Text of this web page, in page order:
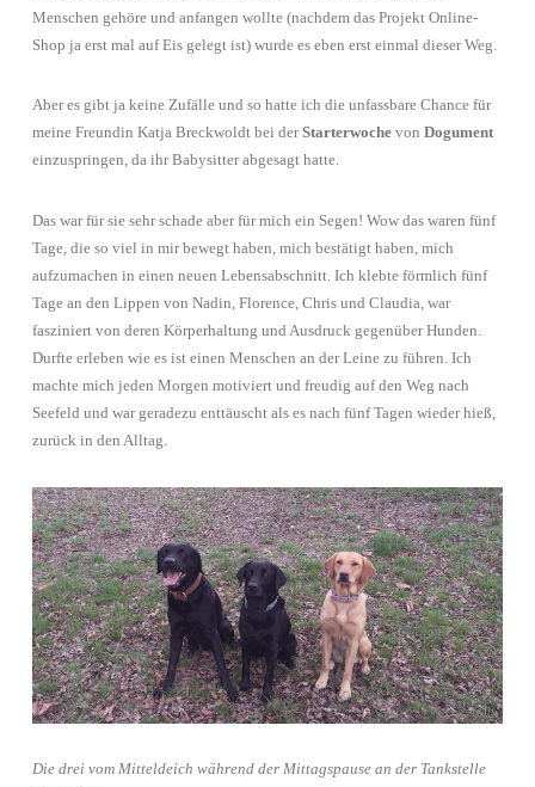
Menschen gehöre und anfangen wollte (nachdem das Projekt Online-
Shop ja erst mal auf Eis gelegt ist) wurde es eben erst einmal dieser Weg.
Aber es gibt ja keine Zufälle und so hatte ich die unfassbare Chance für
meine Freundin Katja Breckwoldt bei derStarterwochevon Dogument
einzuspringen, da ihr Babysitter abgesagt hatte.
Das war für sie sehr schade aber für mich ein Segen! Wow das waren fünf
Tage, die so viel in mir bewegt haben, mich bestätigt haben, mich
aufzumachen in einen neuen Lebensabschnitt. Ich klebte förmlich fünf
Tage an den Lippen von Nadin, Florence, Chris und Claudia, war
fasziniert von deren Körperhaltung und Ausdruck gegenüber Hunden.
Durfte erleben wie es ist einen Menschen an der Leine zu führen. Ich
machte mich jeden Morgen motiviert und freudig auf den Weg nach
Seefeld und war geradezu enttäuscht als es nach fünf Tagen wieder hieß,
zurück in den Alltag.
Die drei vom Mitteldeich während der Mittagspause an der Tankstelle